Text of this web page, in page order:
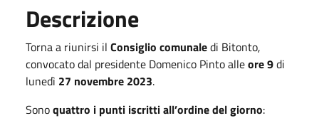
Descrizione
Torna a riunirsi il Consiglio comunaledi Bitonto,
convocato dal presidente Domenico Pinto alleore 9di
lunedì 27 novembre 2023.
Sonoquattro i punti iscritti all’ordine del giorno: